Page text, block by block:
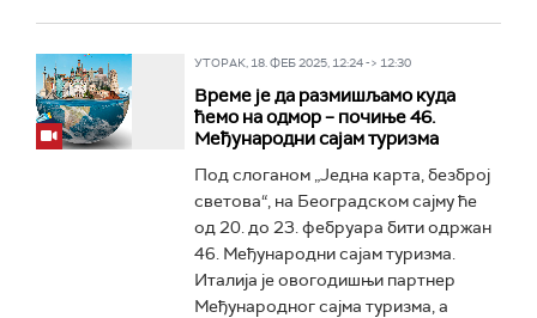
УТОРАК, 18. ФЕБ 2025, 12:24 -> 12:30
Време је да размишљамо куда
ћемо на одмор – почиње 46.
Међународни сајам туризма
Под слоганом „Једна карта, безброј
светова“, на Београдском сајму ће
од 20. до 23. фебруара бити одржан
46. Међународни сајам туризма.
Италија је овогодишњи партнер
Међународног сајма туризма, а